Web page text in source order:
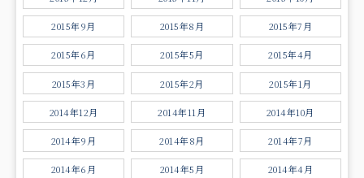
2015年9月 2015年8月 2015年7月
2015年6月 2015年5月 2015年4月
2015年3月 2015年2月 2015年1月
2014年12月 2014年11月 2014年10月
2014年9月 2014年8月 2014年7月
2014年6月 2014年5月 2014年4月